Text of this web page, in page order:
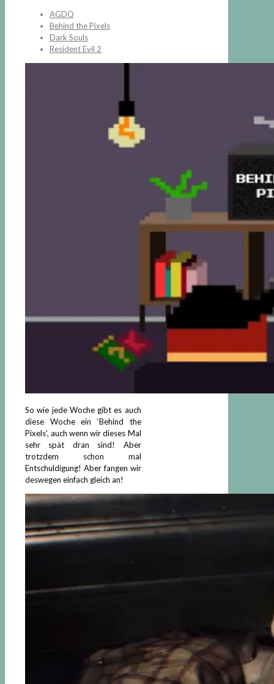
AGDQ
Behind the Pixels
Dark Souls
Resident Evil 2
So wie jede Woche gibt es auch
diese Woche ein ‘Behind the
Pixels’, auch wenn wir dieses Mal
sehr spät dran sind! Aber
trotzdem schon mal
Entschuldigung! Aber fangen wir
deswegen einfach gleich an!